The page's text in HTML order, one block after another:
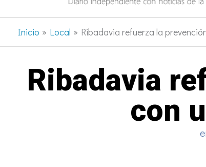
Inicio Local Ribadavia refuerza la
Ribadavia
con